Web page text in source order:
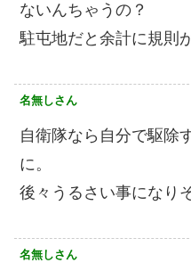
ないんちゃうの？
駐屯地だと余計に規則
名無しさん
自衛隊なら自分で駆除
に。
後々うるさい事になり
名無しさん